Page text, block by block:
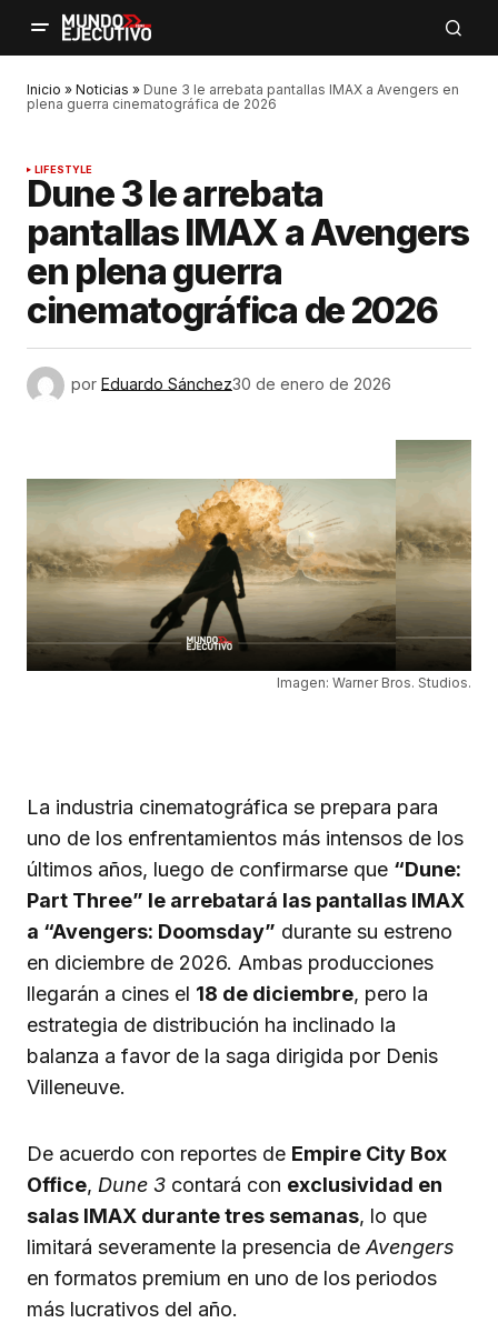
Inicio » Noticias » Dune 3 le arrebata pantallas IMAX a Avengers en
plena guerra cinematográfica de 2026
LIFESTYLE
Dune 3 le arrebata
pantallas IMAX a Avengers
en plena guerra
cinematográfica de 2026
por Eduardo Sánchez30 de enero de 2026
Imagen: Warner Bros. Studios.
La industria cinematográfica se prepara para
uno de los enfrentamientos más intensos de los
últimos años, luego de confirmarse que “Dune:
Part Three” le arrebatará las pantallas IMAX
a “Avengers: Doomsday” durante su estreno
en diciembre de 2026. Ambas producciones
llegarán a cines el 18 de diciembre, pero la
estrategia de distribución ha inclinado la
balanza a favor de la saga dirigida por Denis
Villeneuve.
De acuerdo con reportes de Empire City Box
Office, Dune 3 contará con exclusividad en
salas IMAX durante tres semanas, lo que
limitará severamente la presencia deAvengers
en formatos premium en uno de los periodos
más lucrativos del año.